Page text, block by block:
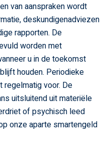
van aanspraken wordt
deskundigenadviezen
rapporten. De
worden met
u in de toekomst
houden. Periodieke
regelmatig voor. De
uitsluitend uit materiële
of psychisch leed
onze aparte smartengeld